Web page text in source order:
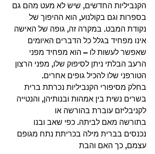
הקנביליות החדשים, שיש לא מעט מהם גם
בספרות וגם בקולנוע, הוא ההיפוך של
נקודת המבט. במקרה זה, גופה של האישה
אינו מפחיד בגלל כל הדברים האיומים
שאפשר לעשות לו – הוא מפחיד מפני
הרעב הבלתי ניתן לסיפוק שלו, מפני הרצון
הטורפני שלו להכיל גופים אחרים.
בחלק מסיפורי הקנביליות נכרתת ברית
בשרים נשית בין אמהות ובנותיהן, והנטייה
לקניבליזם עוברת בהורשה או
בתורשה מאם לביתהּ. כפי שאב ובנו
נכנסים בברית מילה בכריתת נתח מגופם
עצמם, כך האם והבת